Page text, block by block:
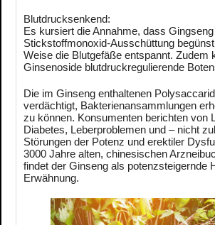
Blutdrucksenkend:
Es kursiert die Annahme, dass
Stickstoffmonoxid-Ausschüttung
Weise die Blutgefäße entspannt. Zudem
Ginsenoside blutdruckregulierende
Die im Ginseng enthaltenen
verdächtigt, Bakterienansammlungen
zu können. Konsumenten berichten von
Diabetes, Leberproblemen und – nicht
Störungen der Potenz und erektiler
3000 Jahre alten, chinesischen
findet der Ginseng als potenzsteigernde
Erwähnung.